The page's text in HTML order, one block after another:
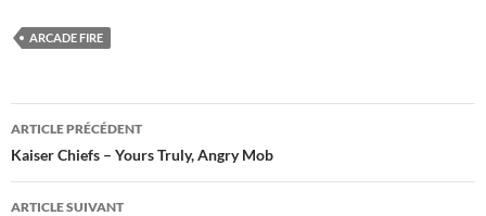
ARCADE FIRE
Navigation
des
articles
ARTICLE PRÉCÉDENT
Kaiser Chiefs – Yours Truly, Angry Mob
ARTICLE SUIVANT